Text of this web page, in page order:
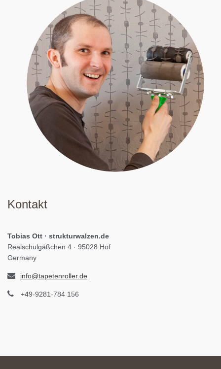
Kontakt
Tobias Ott · strukturwalzen.de
Realschulgäßchen 4 · 95028 Hof
Germany
info@tapetenroller.de
+49-9281-784 156